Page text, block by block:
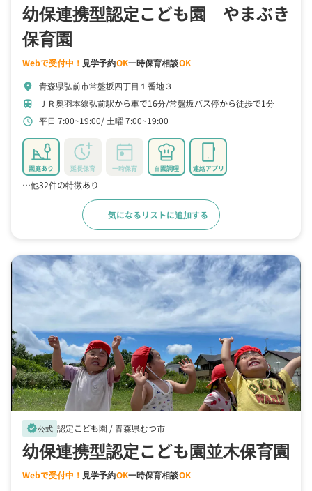
幼保連携型認定こども園 やまぶき
保育園
Webで受付中！ 見学予約OK一時保育相談OK
location_on 青森県弘前市常盤坂四丁目１番地３
train ＪＲ奥羽本線弘前駅から車で16分 常盤坂バス停から徒歩で1分
schedule 平日 7:00~19:00 土曜 7:00~19:00
園庭あり 延長保育 一時保育 自園調理 連絡アプリ
…他32件の特徴あり
気になるリストに追加する
verified公式 認定こども園 /青森県むつ市
幼保連携型認定こども園並木保育園
Webで受付中！ 見学予約OK一時保育相談OK